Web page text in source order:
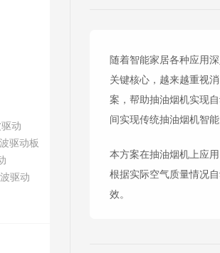
动
驱动板
驱动
随着智能家居各种应用
关键核心，越来越重视
案，帮助抽油烟机实现
间实现传统抽油烟机智能
本方案在抽油烟机上应
根据实际空气质量情况
效。